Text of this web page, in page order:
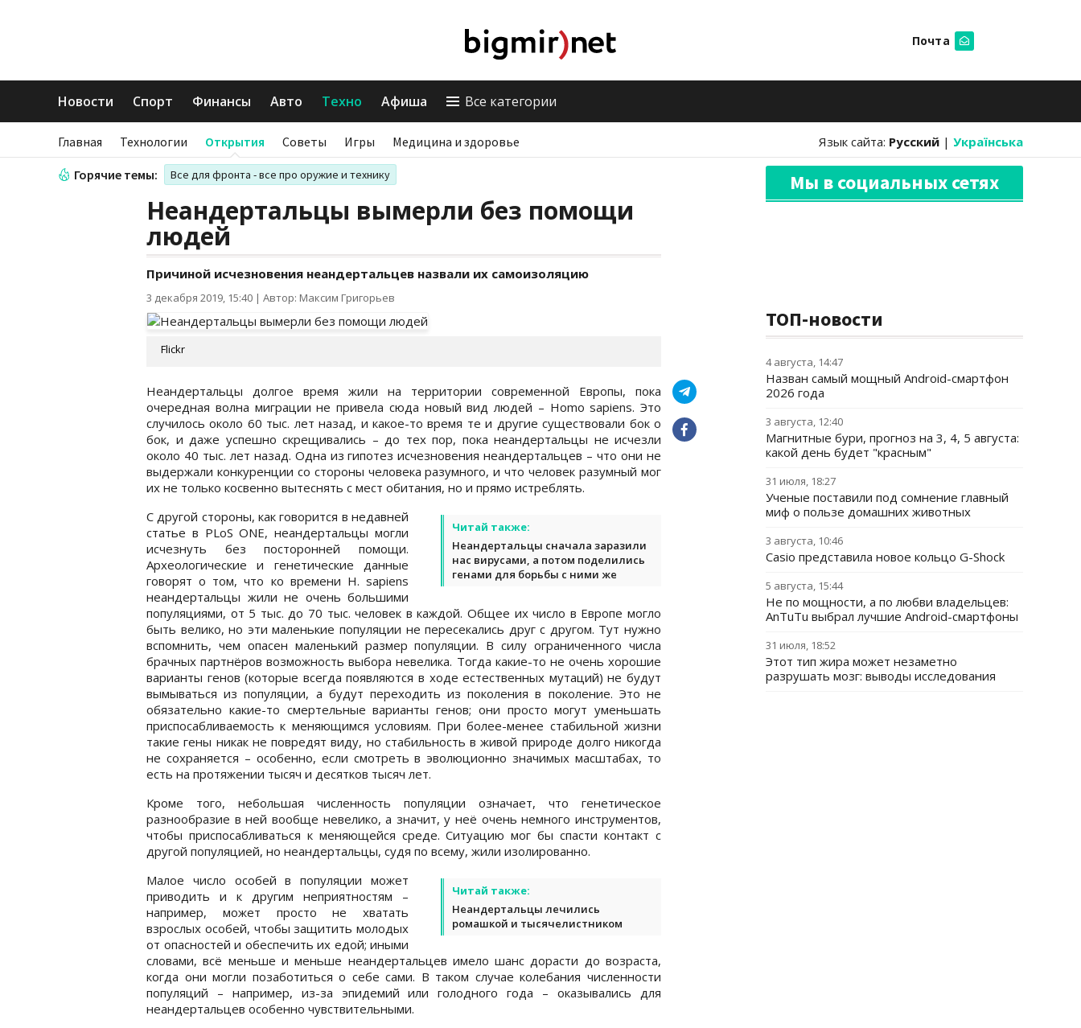
Почта
Новости Спорт Финансы Авто Техно Афиша Все категории
Главная Технологии Открытия Советы Игры Медицина и здоровье Язык сайта: Русский | Українська
Горячие темы: Все для фронта - все про оружие и технику
Неандертальцы вымерли без помощи
людей
Причиной исчезновения неандертальцев назвали их самоизоляцию
3 декабря 2019, 15:40 | Автор: Максим Григорьев
Flickr
Неандертальцы долгое время жили на территории современной Европы, пока
очередная волна миграции не привела сюда новый вид людей – Homo sapiens. Это
случилось около 60 тыс. лет назад, и какое-то время те и другие существовали бок о
бок, и даже успешно скрещивались – до тех пор, пока неандертальцы не исчезли
около 40 тыс. лет назад. Одна из гипотез исчезновения неандертальцев – что они не
выдержали конкуренции со стороны человека разумного, и что человек разумный мог
их не только косвенно вытеснять с мест обитания, но и прямо истреблять.
Читай также:
Неандертальцы сначала заразили
нас вирусами, а потом поделились
генами для борьбы с ними же
С другой стороны, как говорится в недавней
статье в PLoS ONE, неандертальцы могли
исчезнуть без посторонней помощи.
Археологические и генетические данные
говорят о том, что ко времени H. sapiens
неандертальцы жили не очень большими
популяциями, от 5 тыс. до 70 тыс. человек в каждой. Общее их число в Европе могло
быть велико, но эти маленькие популяции не пересекались друг с другом. Тут нужно
вспомнить, чем опасен маленький размер популяции. В силу ограниченного числа
брачных партнёров возможность выбора невелика. Тогда какие-то не очень хорошие
варианты генов (которые всегда появляются в ходе естественных мутаций) не будут
вымываться из популяции, а будут переходить из поколения в поколение. Это не
обязательно какие-то смертельные варианты генов; они просто могут уменьшать
приспосабливаемость к меняющимся условиям. При более-менее стабильной жизни
такие гены никак не повредят виду, но стабильность в живой природе долго никогда
не сохраняется – особенно, если смотреть в эволюционно значимых масштабах, то
есть на протяжении тысяч и десятков тысяч лет.
Кроме того, небольшая численность популяции означает, что генетическое
разнообразие в ней вообще невелико, а значит, у неё очень немного инструментов,
чтобы приспосабливаться к меняющейся среде. Ситуацию мог бы спасти контакт с
другой популяцией, но неандертальцы, судя по всему, жили изолированно.
Читай также:
Неандертальцы лечились
ромашкой и тысячелистником
Малое число особей в популяции может
приводить и к другим неприятностям –
например, может просто не хватать
взрослых особей, чтобы защитить молодых
от опасностей и обеспечить их едой; иными
словами, всё меньше и меньше неандертальцев имело шанс дорасти до возраста,
когда они могли позаботиться о себе сами. В таком случае колебания численности
популяций – например, из-за эпидемий или голодного года – оказывались для
неандертальцев особенно чувствительными.
Мы в социальных сетях
ТОП-новости
4 августа, 14:47
Назван самый мощный Android-смартфон
2026 года
3 августа, 12:40
Магнитные бури, прогноз на 3, 4, 5 августа:
какой день будет "красным"
31 июля, 18:27
Ученые поставили под сомнение главный
миф о пользе домашних животных
3 августа, 10:46
Casio представила новое кольцо G-Shock
5 августа, 15:44
Не по мощности, а по любви владельцев:
AnTuTu выбрал лучшие Android-смартфоны
31 июля, 18:52
Этот тип жира может незаметно
разрушать мозг: выводы исследования